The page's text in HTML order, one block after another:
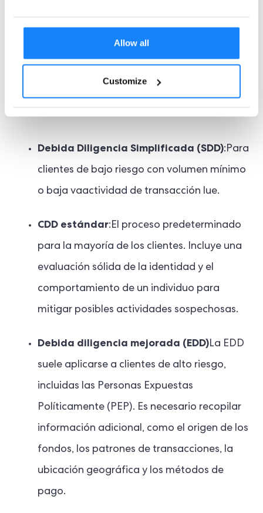
Allow all
Customize
implementar las verificaciones pertinentes de
acuerdo con la calificación de riesgo asignada.
controles de diligencia debidaSe requerirá seguir
Debida Diligencia Simplificada (SDD):Para
clientes de bajo riesgo con volumen mínimo
o baja vaactividad de transacción lue.
CDD estándar:El proceso predeterminado
para la mayoría de los clientes. Incluye una
evaluación sólida de la identidad y el
comportamiento de un individuo para
mitigar posibles actividades sospechosas.
Debida diligencia mejorada (EDD)La EDD
suele aplicarse a clientes de alto riesgo,
incluidas las Personas Expuestas
Políticamente (PEP). Es necesario recopilar
información adicional, como el origen de los
fondos, los patrones de transacciones, la
ubicación geográfica y los métodos de
pago.